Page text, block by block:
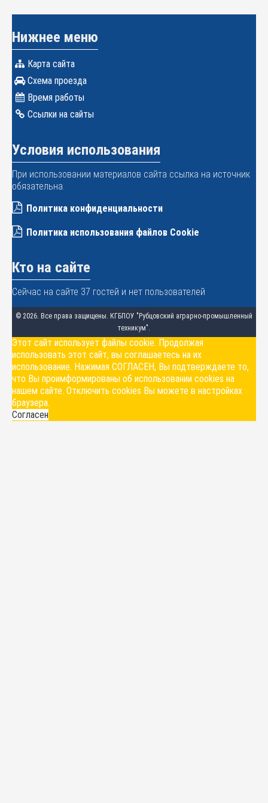
Нижнее меню
Карта сайта
Схема проезда
Время работы
Ссылки на сайты
Условия использования
При использовании материалов сайта ссылка на источник
обязательна.
Политика конфиденциальности
Политика использования файлов Cookie
Кто на сайте
Сейчас на сайте 37 гостей и нет пользователей
© 2026. Все права защищены. КГБПОУ "Рубцовский аграрно-промышленный
техникум".
Этот сайт использует файлы cookie. Продолжая
использовать этот сайт, вы соглашаетесь на их
использование. Нажимая СОГЛАСЕН, Вы подтверждаете то,
что Вы проимформированы об использовании cookies на
нашем сайте. Отключить cookies Вы можете в настройках
браузера.
Согласен